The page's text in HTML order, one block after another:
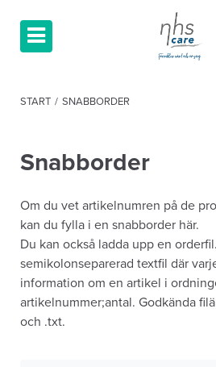
START / SNABBORDER
Snabborder
Om du vet artikelnumren på de
kan du fylla i en snabborder här.
Du kan också ladda upp en
semikolonseparerad textfil där
information om en artikel i
artikelnummer;antal. Godkända
och .txt.